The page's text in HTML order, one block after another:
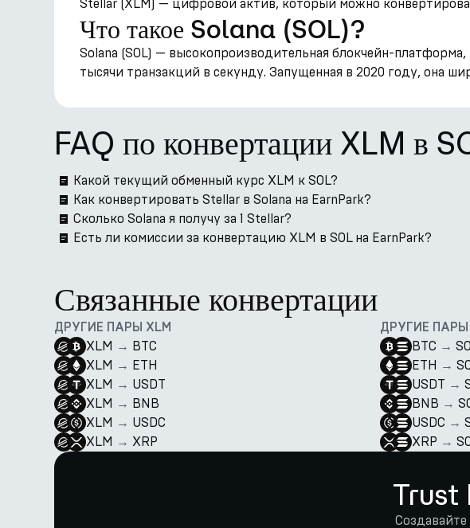
Stellar (XLM) — цифровой актив, который можно
Что такое Solana (SOL)?
Solana (SOL) — высокопроизводительная блокчейн-
тысячи транзакций в секунду. Запущенная в 2020 году, она
FAQ по конвертации XLM в
Какой текущий обменный курс XLM к SOL?
Как конвертировать Stellar в Solana на EarnPark?
Сколько Solana я получу за 1 Stellar?
Есть ли комиссии за конвертацию XLM в SOL на EarnPark?
Связанные конвертации
ДРУГИЕ ПАРЫ XLM
XLM → BTC
XLM → ETH
XLM → USDT
XLM → BNB
XLM → USDC
XLM → XRP
ДРУГИЕ ПАРЫ
BTC →
ETH →
USDT →
BNB →
USDC →
XRP →
Trust
Создавайте